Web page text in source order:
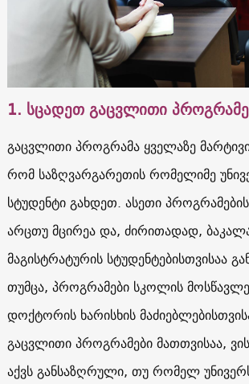
1. სცადეთ გაცვლითი
გაცვლითი პროგრამა ყველაზე მარტივი
რომ საზღვარგარეთის რომელიმე
სტუდენტი გახდეთ. ასეთი
არცთუ მცირეა და, ძირითადად,
მაგისტრატურის სტუდენტებისთვისაა
თუმცა, პროგრამები სკოლის
დოქტორის ხარისხის
გაცვლითი პროგრამები მათთვისაა,
აქვს განსაზღრული, თუ რომელ